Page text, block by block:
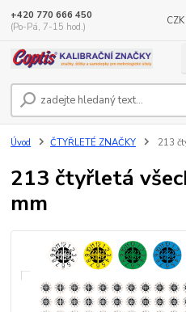
+420 770 666 450
(Po-Pá, 7-15 hod.)
Úvod ČTYŘLETÉ ZNAČKY 213
213 čtyřletá
mm